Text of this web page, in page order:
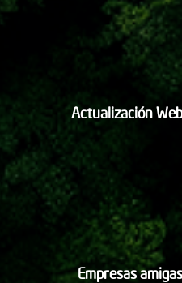
Actualización
Empresas